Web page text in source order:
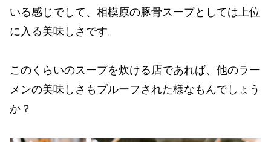
いる感じでして、相模原の豚骨スープとしては上位
に入る美味しさです。
このくらいのスープを炊ける店であれば、他のラー
メンの美味しさもプルーフされた様なもんでしょう
か？